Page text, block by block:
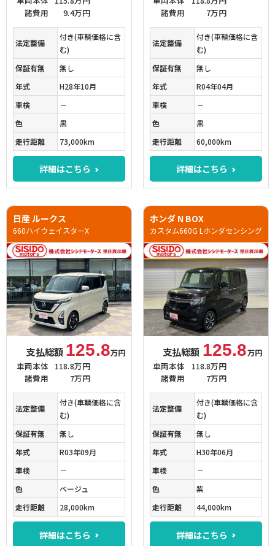
諸費用
9.4万円
法定整備
付き(車輌価格に含
む)
保証有無
無し
年式
H28年10月
車検
－
色
黒
走行距離
73,000km
詳細はこちら
諸費用
7万円
法定整備
付き(車輌価格に含
む)
保証有無
無し
年式
R04年04月
車検
－
色
黒
走行距離
60,000km
詳細はこちら
日産 ルークス
660ハイウェイスターX
支払総額 125.8万円
車両本体
118.8万円
諸費用
7万円
法定整備
付き(車輌価格に含
む)
保証有無
無し
年式
R03年09月
車検
－
色
ベージュ
走行距離
28,000km
詳細はこちら
ホンダ N BOX
カスタム660G Lホンダセンシング
支払総額 125.8万円
車両本体
118.8万円
諸費用
7万円
法定整備
付き(車輌価格に含
む)
保証有無
無し
年式
H30年06月
車検
－
色
紫
走行距離
44,000km
詳細はこちら